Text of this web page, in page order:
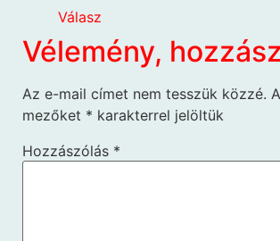
Válasz
Vélemény,
Az e-mail címet nem tesszük közzé.
mezőket * karakterrel jelöltük
Hozzászólás *